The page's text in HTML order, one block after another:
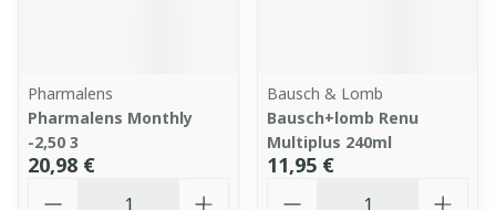
Pharmalens
Pharmalens Monthly
-2,50 3
20,98 €
Bausch & Lomb
Bausch+lomb Renu
Multiplus 240ml
11,95 €